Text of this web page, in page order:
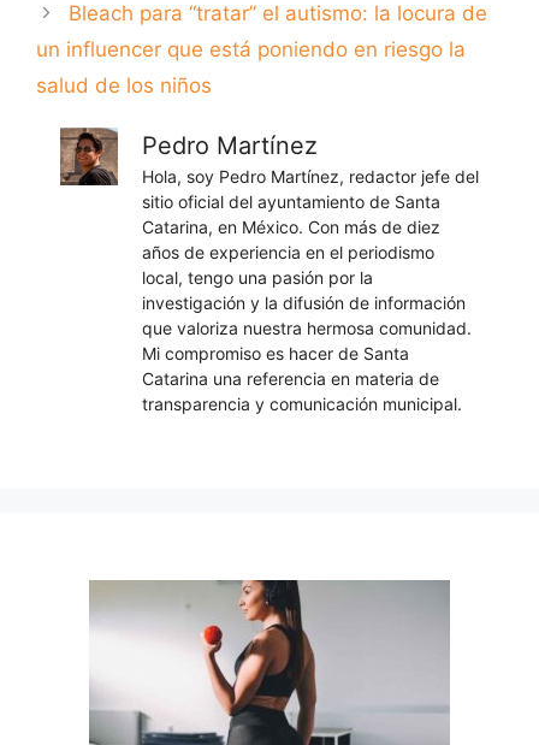
Bleach para “tratar” el autismo: la locura de
un influencer que está poniendo en riesgo la
salud de los niños
Pedro Martínez
Hola, soy Pedro Martínez, redactor jefe del
sitio oficial del ayuntamiento de Santa
Catarina, en México. Con más de diez
años de experiencia en el periodismo
local, tengo una pasión por la
investigación y la difusión de información
que valoriza nuestra hermosa comunidad.
Mi compromiso es hacer de Santa
Catarina una referencia en materia de
transparencia y comunicación municipal.